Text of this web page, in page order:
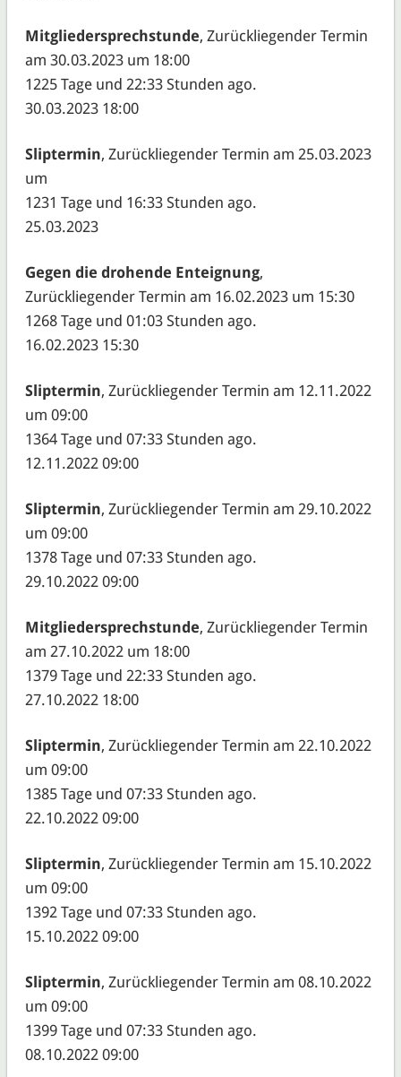
Mitgliedersprechstunde, Zurückliegender Termin
am 30.03.2023 um 18:00
1225 Tage und 22:33 Stunden ago.
30.03.2023 18:00
Sliptermin, Zurückliegender Termin am 25.03.2023
um
1231 Tage und 16:33 Stunden ago.
25.03.2023
Gegen die drohende Enteignung,
Zurückliegender Termin am 16.02.2023 um 15:30
1268 Tage und 01:03 Stunden ago.
16.02.2023 15:30
Sliptermin, Zurückliegender Termin am 12.11.2022
um 09:00
1364 Tage und 07:33 Stunden ago.
12.11.2022 09:00
Sliptermin, Zurückliegender Termin am 29.10.2022
um 09:00
1378 Tage und 07:33 Stunden ago.
29.10.2022 09:00
Mitgliedersprechstunde, Zurückliegender Termin
am 27.10.2022 um 18:00
1379 Tage und 22:33 Stunden ago.
27.10.2022 18:00
Sliptermin, Zurückliegender Termin am 22.10.2022
um 09:00
1385 Tage und 07:33 Stunden ago.
22.10.2022 09:00
Sliptermin, Zurückliegender Termin am 15.10.2022
um 09:00
1392 Tage und 07:33 Stunden ago.
15.10.2022 09:00
Sliptermin, Zurückliegender Termin am 08.10.2022
um 09:00
1399 Tage und 07:33 Stunden ago.
08.10.2022 09:00